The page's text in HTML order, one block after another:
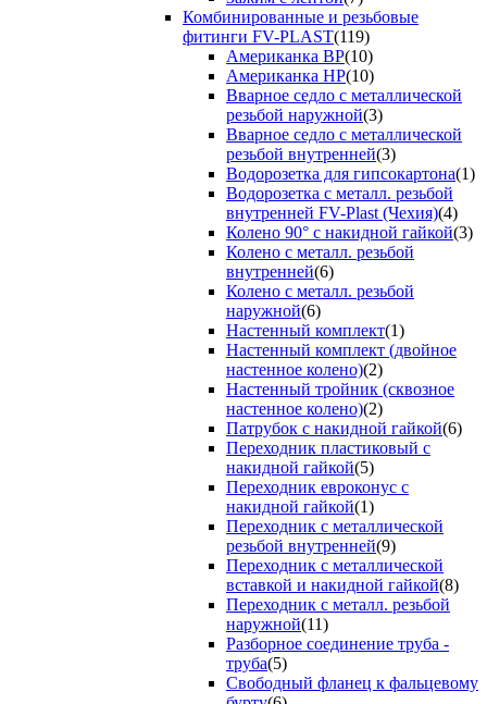
Комбинированные и резьбовые
фитинги FV-PLAST(119)
Американка ВР(10)
Американка НР(10)
Вварное седло с металлической
резьбой наружной(3)
Вварное седло с металлической
резьбой внутренней(3)
Водорозетка для гипсокартона(1)
Водорозетка с металл. резьбой
внутренней FV-Plast (Чехия)(4)
Колено 90° с накидной гайкой(3)
Колено с металл. резьбой
внутренней(6)
Колено с металл. резьбой
наружной(6)
Настенный комплект(1)
Настенный комплект (двойное
настенное колено)(2)
Настенный тройник (сквозное
настенное колено)(2)
Патрубок с накидной гайкой(6)
Переходник пластиковый с
накидной гайкой(5)
Переходник евроконус с
накидной гайкой(1)
Переходник с металлической
резьбой внутренней(9)
Переходник с металлической
вставкой и накидной гайкой(8)
Переходник с металл. резьбой
наружной(11)
Разборное соединение труба -
труба(5)
Свободный фланец к фальцевому